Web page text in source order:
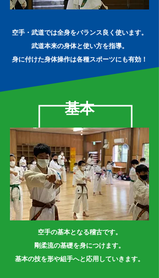
空手・武道では全身をバランス良く使います。
武道本来の身体と使い方を指導。
​身に付けた身体操作は各種スポーツにも有効！
基本
空手の基本となる稽古です。
剛柔流の基礎を身につけます。
​基本の技を形や組手へと応用していきます。